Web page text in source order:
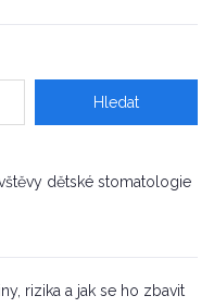
dětské stomatologie
rizika a jak se ho zbavit